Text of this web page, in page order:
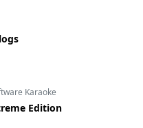
Karaoke
Edition